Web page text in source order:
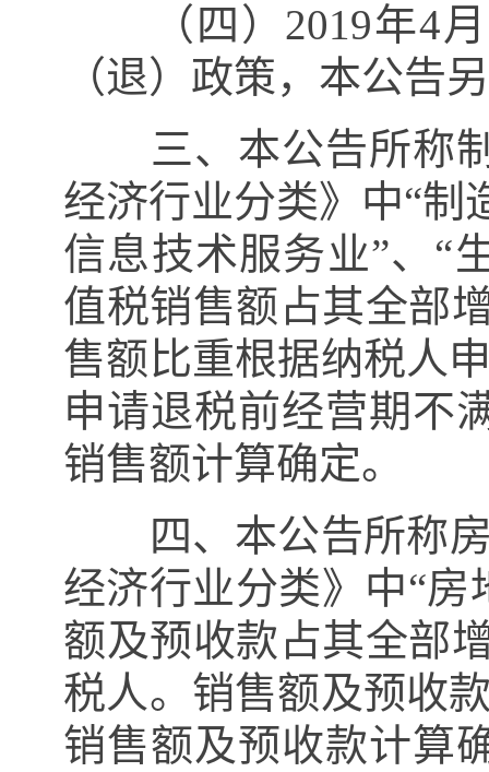
（四） 2019年4月
（退）政策，本公告
三、本公告所称
经济行业分类》中“制
信息技术服务业”、“
值税销售额占其全部
售额比重根据纳税人
申请退税前经营期不
销售额计算确定。
四、本公告所称房
经济行业分类》中“
额及预收款占其全部
税人。销售额及预收
销售额及预收款计算